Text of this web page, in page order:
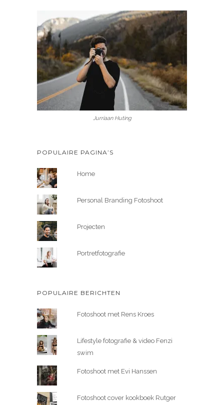
Jurriaan Huting
POPULAIRE PAGINA’S
Home
Personal Branding Fotoshoot
Projecten
Portretfotografie
POPULAIRE BERICHTEN
Fotoshoot met Rens Kroes
Lifestyle fotografie & video Fenzi
swim
Fotoshoot met Evi Hanssen
Fotoshoot cover kookboek Rutger